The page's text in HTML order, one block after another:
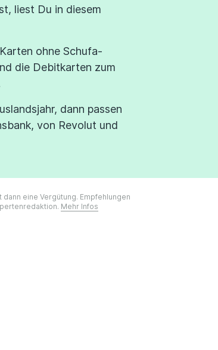
liest Du in diesem
ohne Schufa-
die Debitkarten zum
dann passen
von Revolut und
eine Vergütung. Empfehlungen
Mehr Infos